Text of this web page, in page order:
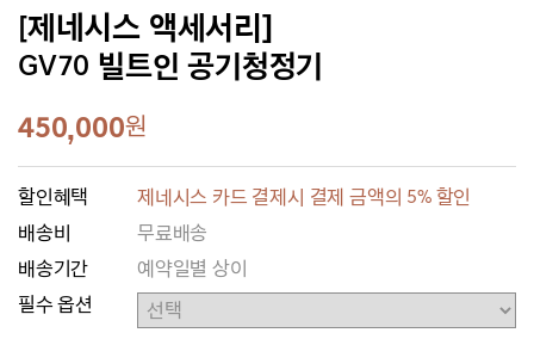
[제네시스 액세서리]
GV70 빌트인 공기청정기
450,000원
할인혜택
제네시스 카드 결제시 결제 금액의 5% 할인
배송비
무료배송
배송기간
예약일별 상이
필수 옵션